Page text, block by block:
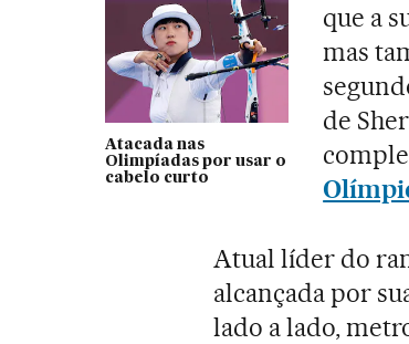
Atacada nas
Olimpíadas por usar o
cabelo curto
que a
mas
de
Atual líder do
alcançada por
lado a lado,